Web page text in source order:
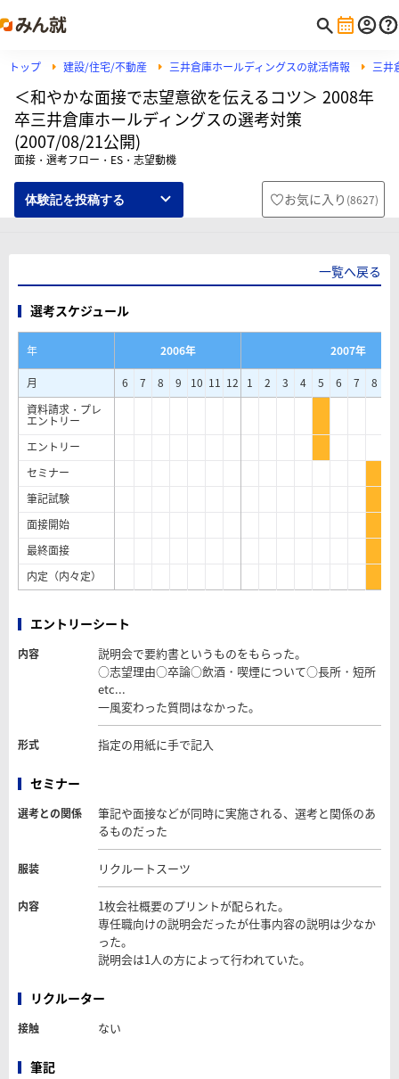
トップ 建設/住宅/不動産 三井倉庫ホールディングスの就活情報 三井
＜和やかな面接で志望意欲を伝えるコツ＞ 2008年
卒三井倉庫ホールディングスの選考対策
(2007/08/21公開)
面接・選考フロー・ES・志望動機
体験記を投稿する お気に入り (8627)
一覧へ戻る
選考スケジュール
年 2006年
2007年
月
6 7 8 9 10 11 12 1 2 3 4 5 6 7 8
資料請求・プレ
エントリー
エントリー
セミナー
筆記試験
面接開始
最終面接
内定（内々定）
エントリーシート
内容
説明会で要約書というものをもらった。
○志望理由○卒論○飲酒・喫煙について○長所・短所
etc...
一風変わった質問はなかった。
形式 指定の用紙に手で記入
セミナー
選考との関係
筆記や面接などが同時に実施される、選考と関係のあ
るものだった
服装 リクルートスーツ
内容
1枚会社概要のプリントが配られた。
専任職向けの説明会だったが仕事内容の説明は少なか
った。
説明会は1人の方によって行われていた。
リクルーター
接触 ない
筆記